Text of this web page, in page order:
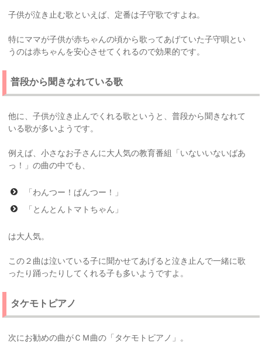
子供が泣き止む歌といえば、定番は子守歌ですよね。
特にママが子供が赤ちゃんの頃から歌ってあげていた子守唄とい
うのは赤ちゃんを安心させてくれるので効果的です。
普段から聞きなれている歌
他に、子供が泣き止んでくれる歌というと、普段から聞きなれて
いる歌が多いようです。
例えば、小さなお子さんに大人気の教育番組「いないいないばあ
っ！」の曲の中でも、
「わんつー！ぱんつー！」
「とんとんトマトちゃん」
は大人気。
この２曲は泣いている子に聞かせてあげると泣き止んで一緒に歌
ったり踊ったりしてくれる子も多いようですよ。
タケモトピアノ
次にお勧めの曲がＣＭ曲の「タケモトピアノ」。